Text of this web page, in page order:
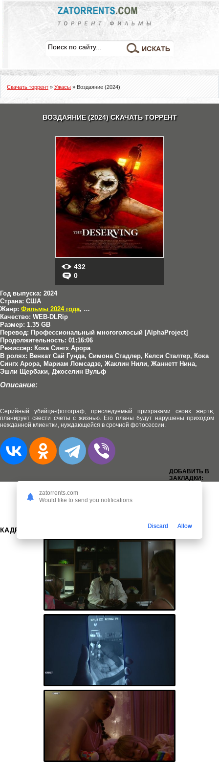
Скачать торрент » Ужасы » Воздаяние (2024)
ВОЗДАЯНИЕ (2024) СКАЧАТЬ ТОРРЕНТ
432
0
Год выпуска: 2024
Страна: США
Жанр: Фильмы 2024 года, Триллеры
Качество: WEB-DLRip
Размер: 1.35 GB
Перевод: Профессиональный многоголосый [AlphaProject]
Продолжительность: 01:16:06
Режиссер: Кока Сингх Арора
В ролях: Венкат Сай Гунда, Симона Стадлер, Келси Сталтер, Кока
Сингх Арора, Мариам Ломсадзе, Жаклин Нили, Жаннетт Нина,
Эшли Щербаки, Джоселин Вульф
Описание:
Серийный убийца-фотограф, преследуемый призраками своих жертв,
планирует свести счеты с жизнью. Его планы будут нарушены приходом
нежданной клиентки, нуждающейся в срочной фотосессии.
ДОБАВИТЬ В
ЗАКЛАДКИ:
КАДРЫ:
zatorrents.com
Would like to send you notifications
Discard Allow